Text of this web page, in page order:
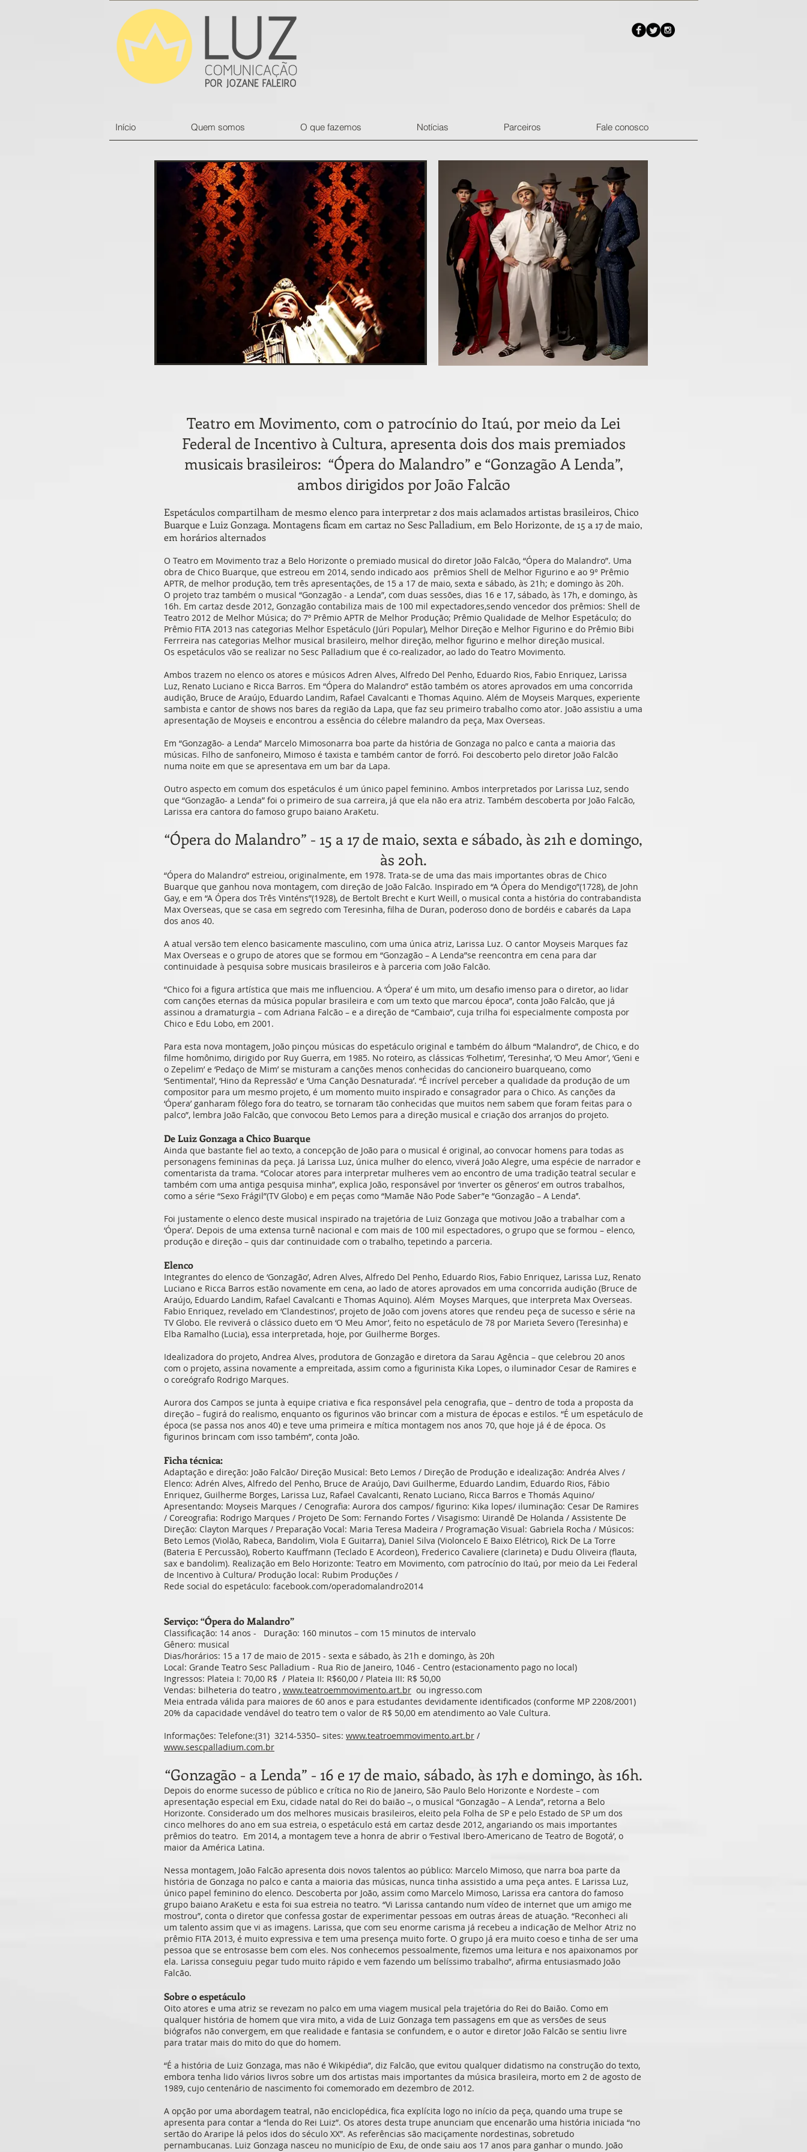
Início Quem somos O que fazemos Notícias Parceiros Fale conosco
Teatro em Movimento, com o patrocínio do Itaú, por meio da Lei
Federal de Incentivo à Cultura, apresenta dois dos mais premiados
musicais brasileiros: “Ópera do Malandro” e “Gonzagão A Lenda”,
ambos dirigidos por João Falcão
Espetáculos compartilham de mesmo elenco para interpretar 2 dos mais aclamados artistas brasileiros, Chico
Buarque e Luiz Gonzaga. Montagens ficam em cartaz no Sesc Palladium, em Belo Horizonte, de 15 a 17 de maio,
em horários alternados
O Teatro em Movimento traz a Belo Horizonte o premiado musical do diretor João Falcão, “Ópera do Malandro”. Uma
obra de Chico Buarque, que estreou em 2014, sendo indicado aos prêmios Shell de Melhor Figurino e ao 9° Prêmio
APTR, de melhor produção, tem três apresentações, de 15 a 17 de maio, sexta e sábado, às 21h; e domingo às 20h.
O projeto traz também o musical “Gonzagão - a Lenda”, com duas sessões, dias 16 e 17, sábado, às 17h, e domingo, às
16h. Em cartaz desde 2012, Gonzagão contabiliza mais de 100 mil expectadores,sendo vencedor dos prêmios: Shell de
Teatro 2012 de Melhor Música; do 7º Prêmio APTR de Melhor Produção; Prêmio Qualidade de Melhor Espetáculo; do
Prêmio FITA 2013 nas categorias Melhor Espetáculo (Júri Popular), Melhor Direção e Melhor Figurino e do Prêmio Bibi
Ferrreira nas categorias Melhor musical brasileiro, melhor direção, melhor figurino e melhor direção musical.
Os espetáculos vão se realizar no Sesc Palladium que é co-realizador, ao lado do Teatro Movimento.
Ambos trazem no elenco os atores e músicos Adren Alves, Alfredo Del Penho, Eduardo Rios, Fabio Enriquez, Larissa
Luz, Renato Luciano e Ricca Barros. Em “Ópera do Malandro” estão também os atores aprovados em uma concorrida
audição, Bruce de Araújo, Eduardo Landim, Rafael Cavalcanti e Thomas Aquino. Além de Moyseis Marques, experiente
sambista e cantor de shows nos bares da região da Lapa, que faz seu primeiro trabalho como ator. João assistiu a uma
apresentação de Moyseis e encontrou a essência do célebre malandro da peça, Max Overseas.
Em “Gonzagão- a Lenda” Marcelo Mimosonarra boa parte da história de Gonzaga no palco e canta a maioria das
músicas. Filho de sanfoneiro, Mimoso é taxista e também cantor de forró. Foi descoberto pelo diretor João Falcão
numa noite em que se apresentava em um bar da Lapa.
Outro aspecto em comum dos espetáculos é um único papel feminino. Ambos interpretados por Larissa Luz, sendo
que “Gonzagão- a Lenda” foi o primeiro de sua carreira, já que ela não era atriz. Também descoberta por João Falcão,
Larissa era cantora do famoso grupo baiano AraKetu.
“Ópera do Malandro” - 15 a 17 de maio, sexta e sábado, às 21h e domingo,
às 20h.
“Ópera do Malandro” estreiou, originalmente, em 1978. Trata-se de uma das mais importantes obras de Chico
Buarque que ganhou nova montagem, com direção de João Falcão. Inspirado em “A Ópera do Mendigo”(1728), de John
Gay, e em “A Ópera dos Três Vinténs”(1928), de Bertolt Brecht e Kurt Weill, o musical conta a história do contrabandista
Max Overseas, que se casa em segredo com Teresinha, filha de Duran, poderoso dono de bordéis e cabarés da Lapa
dos anos 40.
A atual versão tem elenco basicamente masculino, com uma única atriz, Larissa Luz. O cantor Moyseis Marques faz
Max Overseas e o grupo de atores que se formou em “Gonzagão – A Lenda”se reencontra em cena para dar
continuidade à pesquisa sobre musicais brasileiros e à parceria com João Falcão.
“Chico foi a figura artística que mais me influenciou. A ‘Ópera’ é um mito, um desafio imenso para o diretor, ao lidar
com canções eternas da música popular brasileira e com um texto que marcou época”, conta João Falcão, que já
assinou a dramaturgia – com Adriana Falcão – e a direção de “Cambaio”, cuja trilha foi especialmente composta por
Chico e Edu Lobo, em 2001.
Para esta nova montagem, João pinçou músicas do espetáculo original e também do álbum “Malandro”, de Chico, e do
filme homônimo, dirigido por Ruy Guerra, em 1985. No roteiro, as clássicas ‘Folhetim’, ‘Teresinha’, ‘O Meu Amor’, ‘Geni e
o Zepelim’ e ‘Pedaço de Mim’ se misturam a canções menos conhecidas do cancioneiro buarqueano, como
‘Sentimental’, ‘Hino da Repressão’ e ‘Uma Canção Desnaturada’. “É incrível perceber a qualidade da produção de um
compositor para um mesmo projeto, é um momento muito inspirado e consagrador para o Chico. As canções da
‘Ópera’ ganharam fôlego fora do teatro, se tornaram tão conhecidas que muitos nem sabem que foram feitas para o
palco”, lembra João Falcão, que convocou Beto Lemos para a direção musical e criação dos arranjos do projeto.
De Luiz Gonzaga a Chico Buarque
Ainda que bastante fiel ao texto, a concepção de João para o musical é original, ao convocar homens para todas as
personagens femininas da peça. Já Larissa Luz, única mulher do elenco, viverá João Alegre, uma espécie de narrador e
comentarista da trama. “Colocar atores para interpretar mulheres vem ao encontro de uma tradição teatral secular e
também com uma antiga pesquisa minha”, explica João, responsável por ‘inverter os gêneros’ em outros trabalhos,
como a série “Sexo Frágil”(TV Globo) e em peças como “Mamãe Não Pode Saber”e “Gonzagão – A Lenda’’.
Foi justamente o elenco deste musical inspirado na trajetória de Luiz Gonzaga que motivou João a trabalhar com a
‘Ópera’. Depois de uma extensa turnê nacional e com mais de 100 mil espectadores, o grupo que se formou – elenco,
produção e direção – quis dar continuidade com o trabalho, tepetindo a parceria.
Elenco
Integrantes do elenco de ‘Gonzagão’, Adren Alves, Alfredo Del Penho, Eduardo Rios, Fabio Enriquez, Larissa Luz, Renato
Luciano e Ricca Barros estão novamente em cena, ao lado de atores aprovados em uma concorrida audição (Bruce de
Araújo, Eduardo Landim, Rafael Cavalcanti e Thomas Aquino). Além Moyses Marques, que interpreta Max Overseas.
Fabio Enriquez, revelado em ‘Clandestinos’, projeto de João com jovens atores que rendeu peça de sucesso e série na
TV Globo. Ele reviverá o clássico dueto em ‘O Meu Amor’, feito no espetáculo de 78 por Marieta Severo (Teresinha) e
Elba Ramalho (Lucia), essa interpretada, hoje, por Guilherme Borges.
Idealizadora do projeto, Andrea Alves, produtora de Gonzagão e diretora da Sarau Agência – que celebrou 20 anos
com o projeto, assina novamente a empreitada, assim como a figurinista Kika Lopes, o iluminador Cesar de Ramires e
o coreógrafo Rodrigo Marques.
Aurora dos Campos se junta à equipe criativa e fica responsável pela cenografia, que – dentro de toda a proposta da
direção – fugirá do realismo, enquanto os figurinos vão brincar com a mistura de épocas e estilos. “É um espetáculo de
época (se passa nos anos 40) e teve uma primeira e mítica montagem nos anos 70, que hoje já é de época. Os
figurinos brincam com isso também”, conta João.
Ficha técnica:
Adaptação e direção: João Falcão/ Direção Musical: Beto Lemos / Direção de Produção e idealização: Andréa Alves /
Elenco: Adrén Alves, Alfredo del Penho, Bruce de Araújo, Davi Guilherme, Eduardo Landim, Eduardo Rios, Fábio
Enriquez, Guilherme Borges, Larissa Luz, Rafael Cavalcanti, Renato Luciano, Ricca Barros e Thomás Aquino/
Apresentando: Moyseis Marques / Cenografia: Aurora dos campos/ figurino: Kika lopes/ iluminação: Cesar De Ramires
/ Coreografia: Rodrigo Marques / Projeto De Som: Fernando Fortes / Visagismo: Uirandê De Holanda / Assistente De
Direção: Clayton Marques / Preparação Vocal: Maria Teresa Madeira / Programação Visual: Gabriela Rocha / Músicos:
Beto Lemos (Violão, Rabeca, Bandolim, Viola E Guitarra), Daniel Silva (Violoncelo E Baixo Elétrico), Rick De La Torre
(Bateria E Percussão), Roberto Kauffmann (Teclado E Acordeon), Frederico Cavaliere (clarineta) e Dudu Oliveira (flauta,
sax e bandolim). Realização em Belo Horizonte: Teatro em Movimento, com patrocínio do Itaú, por meio da Lei Federal
de Incentivo à Cultura/ Produção local: Rubim Produções /
Rede social do espetáculo: facebook.com/operadomalandro2014
Serviço: “Ópera do Malandro”
Classificação: 14 anos - Duração: 160 minutos – com 15 minutos de intervalo
Gênero: musical
Dias/horários: 15 a 17 de maio de 2015 - sexta e sábado, às 21h e domingo, às 20h
Local: Grande Teatro Sesc Palladium - Rua Rio de Janeiro, 1046 - Centro (estacionamento pago no local)
Ingressos: Plateia I: 70,00 R$ / Plateia II: R$60,00 / Plateia III: R$ 50,00
Vendas: bilheteria do teatro , www.teatroemmovimento.art.br ou ingresso.com
Meia entrada válida para maiores de 60 anos e para estudantes devidamente identificados (conforme MP 2208/2001)
20% da capacidade vendável do teatro tem o valor de R$ 50,00 em atendimento ao Vale Cultura.
Informações: Telefone:(31) 3214-5350– sites: www.teatroemmovimento.art.br /
www.sescpalladium.com.br
“Gonzagão - a Lenda” - 16 e 17 de maio, sábado, às 17h e domingo, às 16h.
Depois do enorme sucesso de público e crítica no Rio de Janeiro, São Paulo Belo Horizonte e Nordeste – com
apresentação especial em Exu, cidade natal do Rei do baião –, o musical “Gonzagão – A Lenda”, retorna a Belo
Horizonte. Considerado um dos melhores musicais brasileiros, eleito pela Folha de SP e pelo Estado de SP um dos
cinco melhores do ano em sua estreia, o espetáculo está em cartaz desde 2012, angariando os mais importantes
prêmios do teatro. Em 2014, a montagem teve a honra de abrir o ‘Festival Ibero-Americano de Teatro de Bogotá’, o
maior da América Latina.
Nessa montagem, João Falcão apresenta dois novos talentos ao público: Marcelo Mimoso, que narra boa parte da
história de Gonzaga no palco e canta a maioria das músicas, nunca tinha assistido a uma peça antes. E Larissa Luz,
único papel feminino do elenco. Descoberta por João, assim como Marcelo Mimoso, Larissa era cantora do famoso
grupo baiano AraKetu e esta foi sua estreia no teatro. “Vi Larissa cantando num vídeo de internet que um amigo me
mostrou”, conta o diretor que confessa gostar de experimentar pessoas em outras áreas de atuação. “Reconheci ali
um talento assim que vi as imagens. Larissa, que com seu enorme carisma já recebeu a indicação de Melhor Atriz no
prêmio FITA 2013, é muito expressiva e tem uma presença muito forte. O grupo já era muito coeso e tinha de ser uma
pessoa que se entrosasse bem com eles. Nos conhecemos pessoalmente, fizemos uma leitura e nos apaixonamos por
ela. Larissa conseguiu pegar tudo muito rápido e vem fazendo um belíssimo trabalho”, afirma entusiasmado João
Falcão.
Sobre o espetáculo
Oito atores e uma atriz se revezam no palco em uma viagem musical pela trajetória do Rei do Baião. Como em
qualquer história de homem que vira mito, a vida de Luiz Gonzaga tem passagens em que as versões de seus
biógrafos não convergem, em que realidade e fantasia se confundem, e o autor e diretor João Falcão se sentiu livre
para tratar mais do mito do que do homem.
“É a história de Luiz Gonzaga, mas não é Wikipédia”, diz Falcão, que evitou qualquer didatismo na construção do texto,
embora tenha lido vários livros sobre um dos artistas mais importantes da música brasileira, morto em 2 de agosto de
1989, cujo centenário de nascimento foi comemorado em dezembro de 2012.
A opção por uma abordagem teatral, não enciclopédica, fica explícita logo no início da peça, quando uma trupe se
apresenta para contar a “lenda do Rei Luiz”. Os atores desta trupe anunciam que encenarão uma história iniciada “no
sertão do Araripe lá pelos idos do século XX”. As referências são maciçamente nordestinas, sobretudo
pernambucanas. Luiz Gonzaga nasceu no município de Exu, de onde saiu aos 17 anos para ganhar o mundo. João